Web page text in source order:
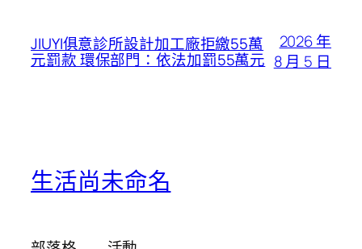
JIUYI俱意診所設計加工廠拒繳55萬
元罰款 環保部門：依法加罰55萬元
2026 年
8 月 5 日
生活尚未命名